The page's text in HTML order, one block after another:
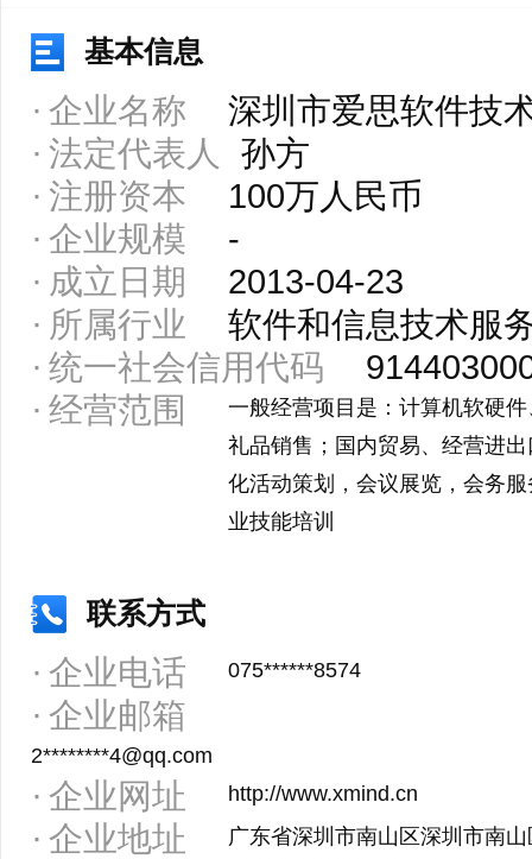
基本信息
企业名称
深圳市爱思软件技
法定代表人
孙方
注册资本
100万人民币
企业规模
-
成立日期
2013-04-23
所属行业
软件和信息技术服
统一社会信用代码
经营范围
一般经营项目是：计算机软硬
礼品销售；国内贸易、经营进
化活动策划，会议展览，会务
业技能培训
联系方式
企业电话 075******8574
企业邮箱
2********4@qq.com
企业网址 http://www.xmind.cn
企业地址
广东省深圳市南山区深圳市南